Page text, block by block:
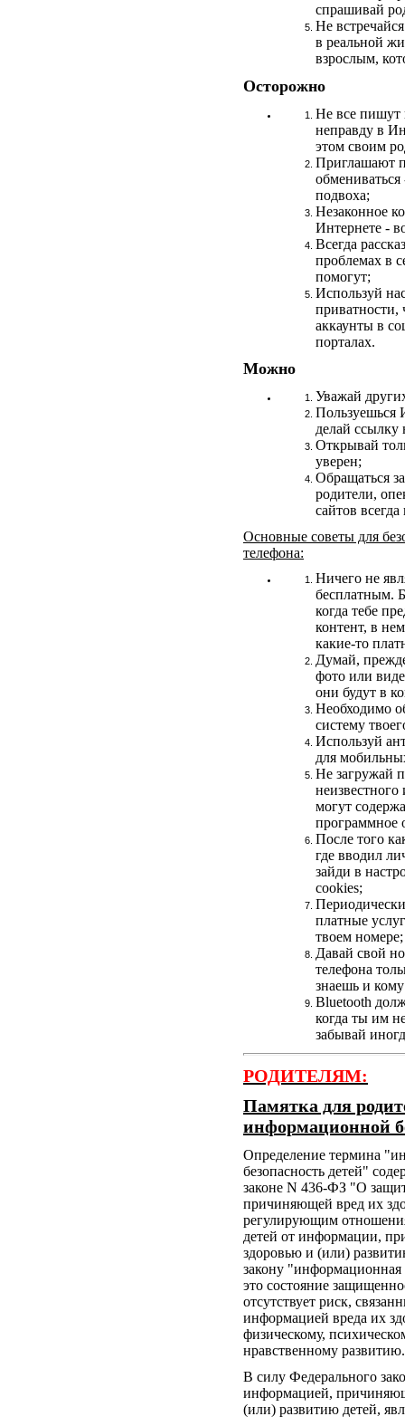
спрашивай
Не
в реальной
взрослым,
Осторожно
Не все пишут
неправду в
этом своим
Приглашают
подвоха;
Незаконное
Интернете -
Всегда
проблемах в
помогут;
Используй
приватности,
аккаунты в
порталах.
Можно
Уважай
Пользуешься
делай ссылку
Открывай
уверен;
Обращаться
родители,
сайтов
Основные советы для
телефона:
Ничего не
бесплатным.
когда тебе
контент, в
какие-то
Думай,
фото или
они будут в
Необходимо
систему
Используй
для
Не загружай
могут
программное
После того
где вводил
зайди в
cookies;
платные
твоем номере;
Давай свой
телефона
знаешь и
Bluetooth
когда ты им
забывай
РОДИТЕЛЯМ:
Памятка для
информационной
Определение термина
безопасность детей"
законе N 436-ФЗ "О
причиняющей вред их
регулирующим
детей от информации,
здоровью и (или)
закону "информационная
это состояние
отсутствует риск,
информацией вреда их
физическому,
нравственному развитию.
В силу Федерального
информацией,
(или) развитию детей,